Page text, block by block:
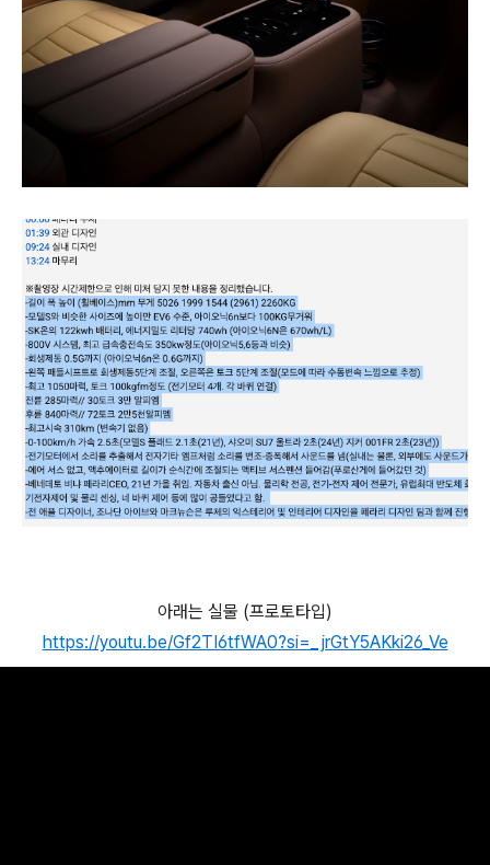
아래는 실물 (프로토타입)
https://youtu.be/Gf2TI6tfWA0?si=_jrGtY5AKki26_Ve